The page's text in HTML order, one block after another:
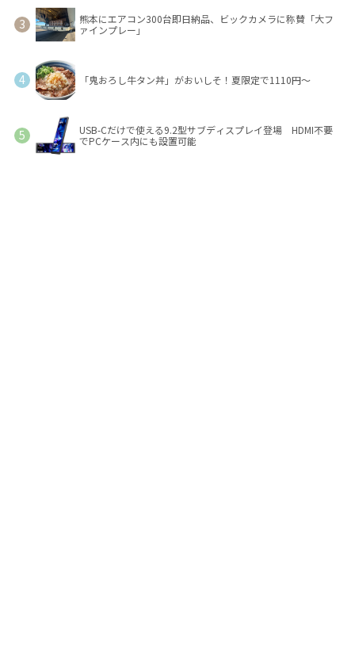
熊本にエアコン300台即日納品、ビックカメラに称賛「大フ
ァインプレー」
「鬼おろし牛タン丼」がおいしそ！夏限定で1110円～
USB-Cだけで使える9.2型サブディスプレイ登場 HDMI不要
でPCケース内にも設置可能